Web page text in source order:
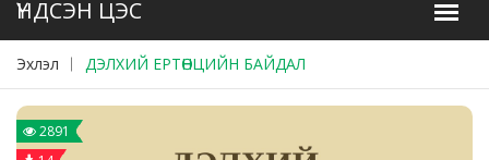
Эхлэл ДЭЛХИЙ ЕРТӨНЦИЙН БАЙДАЛ
2891